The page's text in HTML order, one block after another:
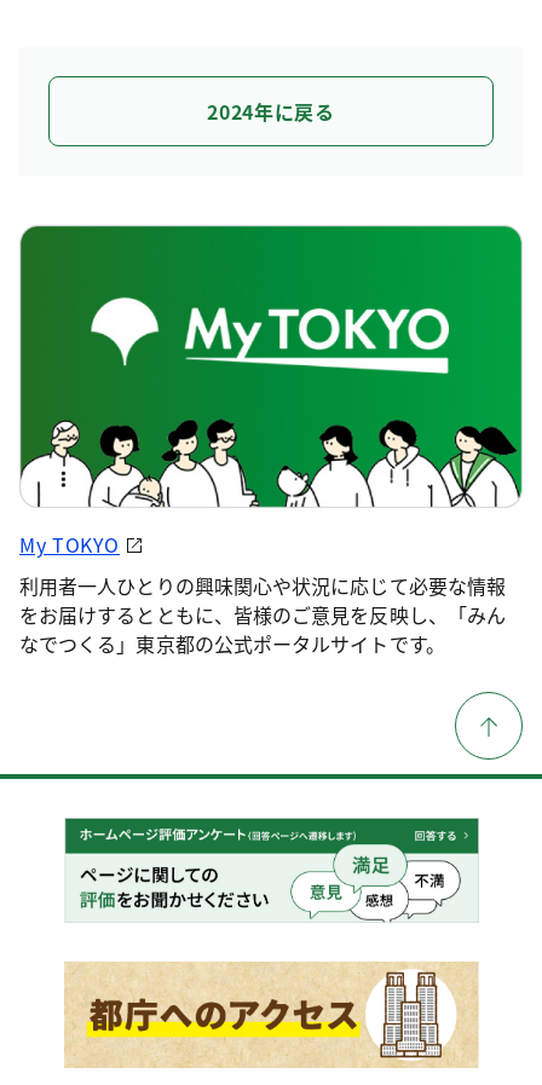
2024年に戻る
My TOKYO
利用者一人ひとりの興味関心や状況に応じて必要な情報
をお届けするとともに、皆様のご意見を反映し、「みん
なでつくる」東京都の公式ポータルサイトです。